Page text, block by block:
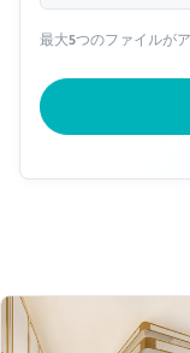
最大5つのファイルが